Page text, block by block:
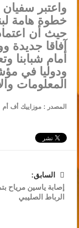
واعتبر
خطوة هامة
حيث أن
آفاقا جديدة
أمام شبابنا
ودوليا في
المعلومات
المصدر : موزاييك أف أم
السابق:
إصابة ياسين مرياح
الرباط الصليبي